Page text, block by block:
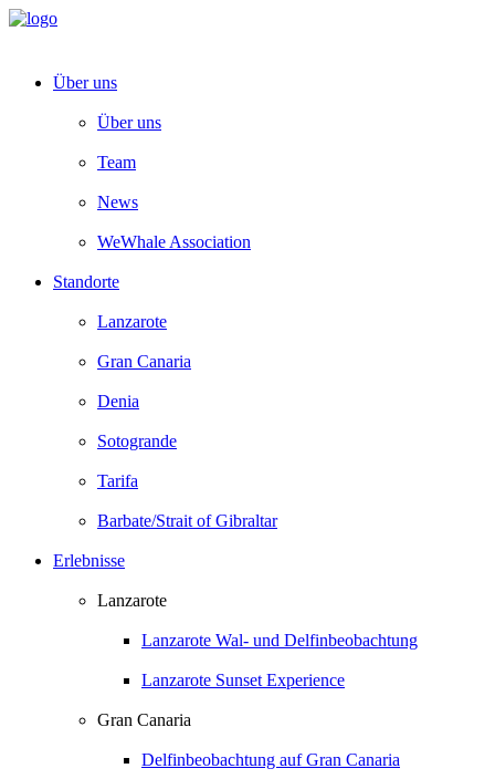
Über uns
Über uns
Team
News
WeWhale Association
Standorte
Lanzarote
Gran Canaria
Denia
Sotogrande
Tarifa
Barbate/Strait of Gibraltar
Erlebnisse
Lanzarote
Lanzarote Wal- und Delfinbeobachtung
Lanzarote Sunset Experience
Gran Canaria
Delfinbeobachtung auf Gran Canaria